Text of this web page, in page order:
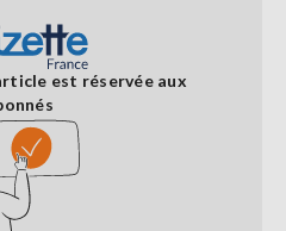
est réservée aux